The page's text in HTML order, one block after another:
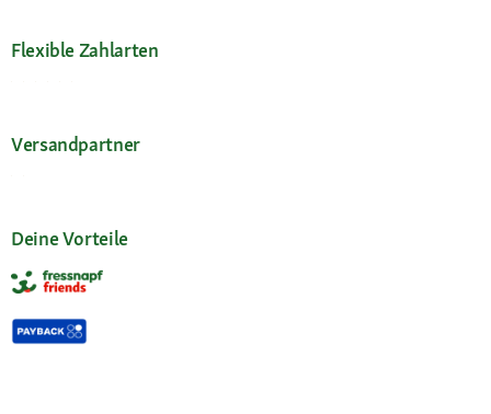
Flexible Zahlarten
Versandpartner
Deine Vorteile